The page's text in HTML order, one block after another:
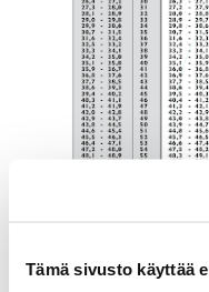
Tämä sivusto käyttää